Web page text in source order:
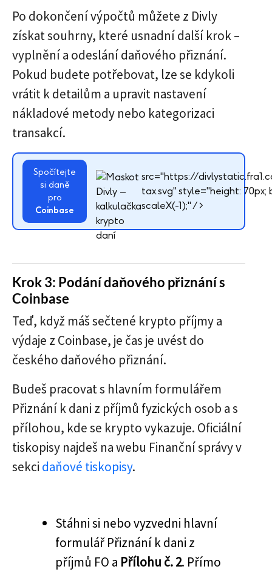
Po dokončení výpočtů můžete z Divly
získat souhrny, které usnadní další krok –
vyplnění a odeslání daňového přiznání.
Pokud budete potřebovat, lze se kdykoli
vrátit k detailům a upravit nastavení
nákladové metody nebo kategorizaci
transakcí.
Spočítejte
si daně
pro
Coinbase
src="https://
tax.svg" style="height: 70px;
scaleX(-1);" />
Krok 3: Podání daňového přiznání s
Coinbase
Teď, když máš sečtené krypto příjmy a
výdaje z Coinbase, je čas je uvést do
českého daňového přiznání.
Budeš pracovat s hlavním formulářem
Přiznání k dani z příjmů fyzických osob a s
přílohou, kde se krypto vykazuje. Oficiální
tiskopisy najdeš na webu Finanční správy v
sekci daňové tiskopisy.
Stáhni si nebo vyzvedni hlavní
formulář Přiznání k dani z
příjmů FO a Přílohu č. 2. Přímo